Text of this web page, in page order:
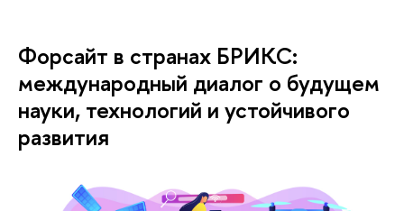
Форсайт в странах БРИКС:
международный диалог о будущем
науки, технологий и устойчивого
развития